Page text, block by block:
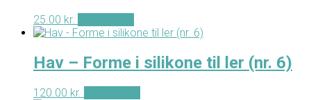
25.00 kr.
Hav – Forme i silikone til ler (nr. 6)
120.00 kr.